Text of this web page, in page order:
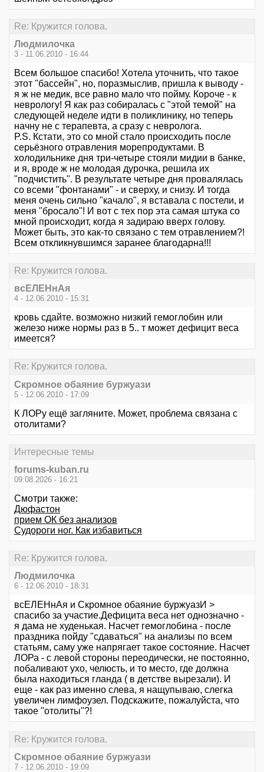
Re: Кружится голова.
Людмилочка
3 - 11.06.2010 - 16:44
Всем большое спасибо! Хотела уточнить, что такое
этот "бассейн", но, поразмыслив, пришла к выводу -
я ж не медик, все равно мало что пойму. Короче - к
неврологу! Я как раз собиралась с "этой темой" на
следующей неделе идти в поликлинику, но теперь
начну не с терапевта, а сразу с невролога.
P.S. Кстати, это со мной стало происходить после
серьёзного отравления морепродуктами. В
холодильнике дня три-четыре стояли мидии в банке,
и я, вроде ж не молодая дурочка, решила их
"подчистить". В результате четыре дня провалялась
со всеми "фонтанами" - и сверху, и снизу. И тогда
меня очень сильно "качало", я вставала с постели, и
меня "бросало"! И вот с тех пор эта самая штука со
мной происходит, когда я задираю вверх голову.
Может быть, это как-то связано с тем отравлением?!
Всем откликнувшимся заранее благодарна!!!
Re: Кружится голова.
всЕЛЕНнАя
4 - 12.06.2010 - 15:31
кровь сдайте. возможно низкий гемоглобин или
железо ниже нормы раз в 5.. т может дефицит веса
имеется?
Re: Кружится голова.
Скромное обаяние буржуази
5 - 12.06.2010 - 17:09
К ЛОРу ещё загляните. Может, проблема связана с
отолитами?
Интересные темы
forums-kuban.ru
09.08.2026 - 16:21
Смотри также:
Дюфастон
прием ОК без анализов
Судороги ног. Как избавиться
Re: Кружится голова.
Людмилочка
6 - 12.06.2010 - 18:31
всЕЛЕНнАя и Скромное обаяние буржуазИ >
спасибо за участие.Дефицита веса нет однозначно -
я дама не худенькая. Насчет гемоглобина - после
праздника пойду "сдаваться" на анализы по всем
статьям, саму уже напрягает такое состояние. Насчет
ЛОРа - с левой стороны переодически, не постоянно,
побаливают ухо, челюсть, и то место, где должна
была находиться гланда ( в детстве вырезали). И
еще - как раз именно слева, я нащупываю, слегка
увеличен лимфоузел. Подскажите, пожалуйста, что
такое "отолиты"?!
Re: Кружится голова.
Скромное обаяние буржуази
7 - 12.06.2010 - 19:09